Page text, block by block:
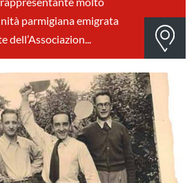
parmigiana emigrata
dell’Associazion...